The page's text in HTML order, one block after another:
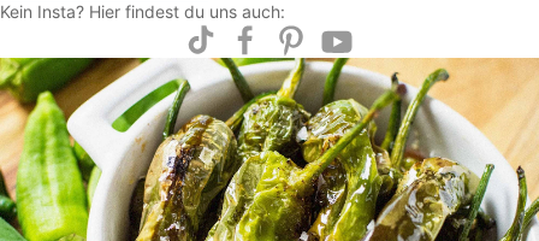
Kein Insta? Hier findest du uns auch: